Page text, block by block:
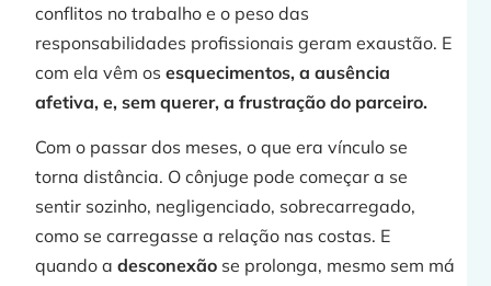
conflitos no trabalho e o peso das
responsabilidades profissionais geram exaustão. E
com ela vêm os esquecimentos, a ausência
afetiva, e, sem querer, a frustração do parceiro.
Com o passar dos meses, o que era vínculo se
torna distância. O cônjuge pode começar a se
sentir sozinho, negligenciado, sobrecarregado,
como se carregasse a relação nas costas. E
quando adesconexão se prolonga, mesmo sem má